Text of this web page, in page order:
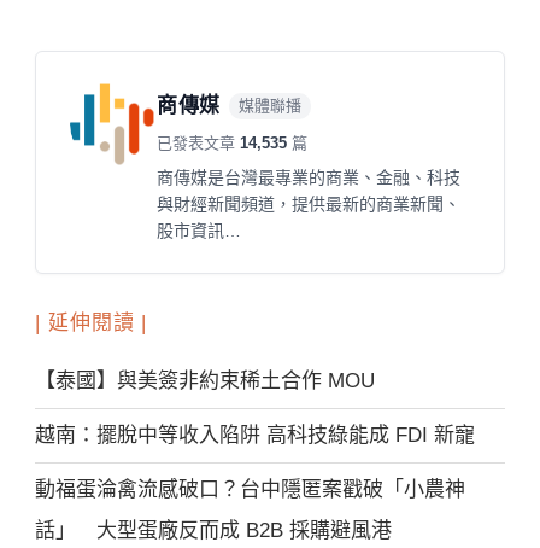
商傳媒 媒體聯播
已發表文章14,535 篇
商傳媒是台灣最專業的商業、金融、科技
與財經新聞頻道，提供最新的商業新聞、
股市資訊…
| 延伸閱讀 |
【泰國】與美簽非約束稀土合作 MOU
越南：擺脫中等收入陷阱 高科技綠能成 FDI 新寵
動福蛋淪禽流感破口？台中隱匿案戳破「小農神
話」 大型蛋廠反而成 B2B 採購避風港